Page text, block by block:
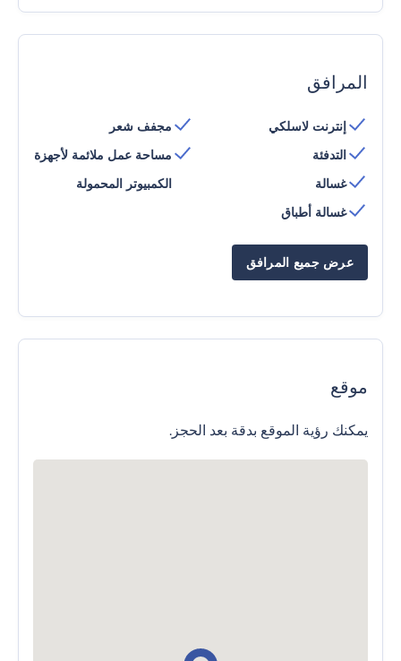
المرافق
إنترنت لاسلكي
التدفئة
غسالة
غسالة أطباق
مجفف شعر
مساحة عمل ملائمة لأجهزة
الكمبيوتر المحمولة
عرض جميع المرافق
موقع
يمكنك رؤية الموقع بدقة بعد الحجز.